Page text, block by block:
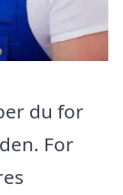
du for
For